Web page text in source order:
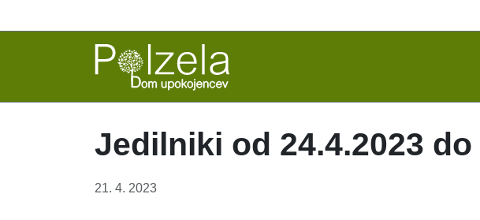
Jedilniki od 24.4.2023 do
21. 4. 2023